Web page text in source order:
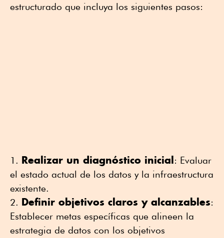
estructurado que incluya los siguientes pasos:
Realizar un diagnóstico inicial : Evaluar
el estado actual de los datos y la infraestructura
existente.
Definir objetivos claros y alcanzables:
Establecer metas específicas que alineen la
estrategia de datos con los objetivos